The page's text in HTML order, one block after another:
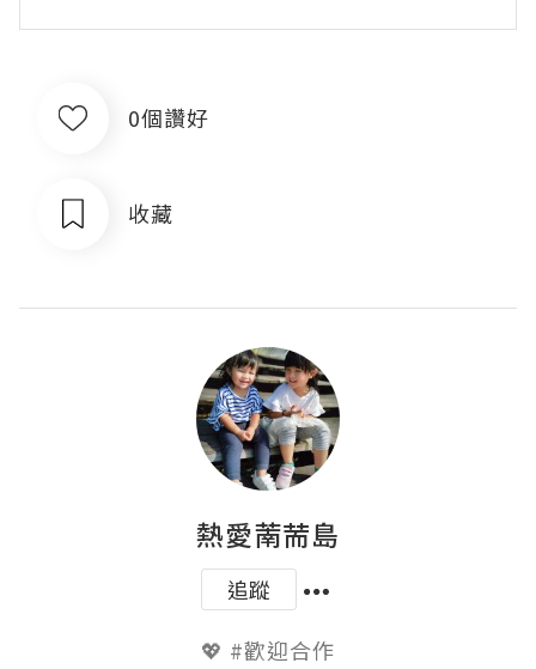
0個讚好
收藏
熱愛萳荋島
追蹤
💖 #歡迎合作